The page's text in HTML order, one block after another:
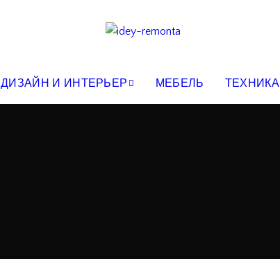
ДИЗАЙН И ИНТЕРЬЕР МЕБЕЛЬ ТЕХНИКА